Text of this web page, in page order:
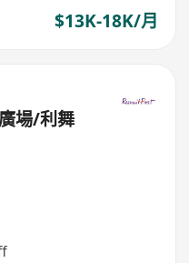
$13K-18K/月
場/利舞